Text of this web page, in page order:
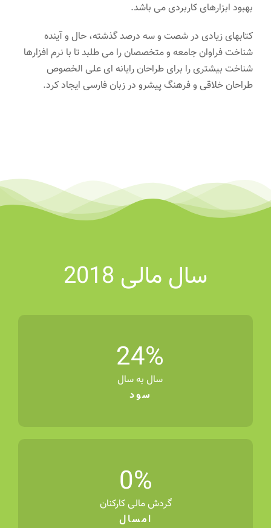
بهبود ابزارهای کاربردی می باشد.
کتابهای زیادی در شصت و سه درصد گذشته، حال و آینده
شناخت فراوان جامعه و متخصصان را می طلبد تا با نرم افزارها
شناخت بیشتری را برای طراحان رایانه ای علی الخصوص
طراحان خلاقی و فرهنگ پیشرو در زبان فارسی ایجاد کرد.
سال مالی 2018
24%
سال به سال
سود
0%
گردش مالی کارکنان
امسال